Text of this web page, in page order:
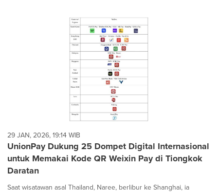
29 JAN, 2026, 19:14 WIB
UnionPay Dukung 25 Dompet Digital Internasional
untuk Memakai Kode QR Weixin Pay di Tiongkok
Daratan
Saat wisatawan asal Thailand, Naree, berlibur ke Shanghai, ia